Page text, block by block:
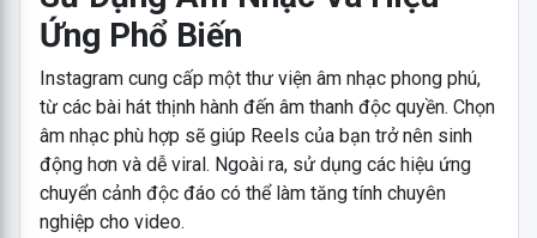
Ứng Phổ Biến
Instagram cung cấp một thư viện âm nhạc phong phú,
từ các bài hát thịnh hành đến âm thanh độc quyền. Chọn
âm nhạc phù hợp sẽ giúp Reels của bạn trở nên sinh
động hơn và dễ viral. Ngoài ra, sử dụng các hiệu ứng
chuyển cảnh độc đáo có thể làm tăng tính chuyên
nghiệp cho video.